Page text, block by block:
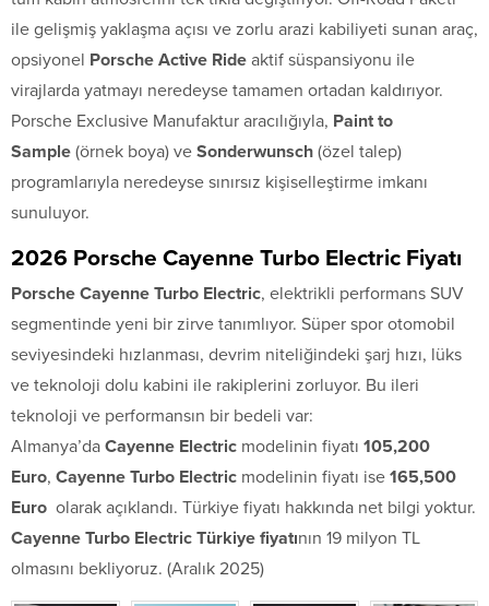
ile gelişmiş yaklaşma açısı ve zorlu arazi kabiliyeti sunan araç,
opsiyonel Porsche Active Ride aktif süspansiyonu ile
virajlarda yatmayı neredeyse tamamen ortadan kaldırıyor.
Porsche Exclusive Manufaktur aracılığıyla, Paint to
Sample (örnek boya) ve Sonderwunsch (özel talep)
programlarıyla neredeyse sınırsız kişiselleştirme imkanı
sunuluyor.
2026 Porsche Cayenne Turbo Electric Fiyatı
Porsche Cayenne Turbo Electric, elektrikli performans SUV
segmentinde yeni bir zirve tanımlıyor. Süper spor otomobil
seviyesindeki hızlanması, devrim niteliğindeki şarj hızı, lüks
ve teknoloji dolu kabini ile rakiplerini zorluyor. Bu ileri
teknoloji ve performansın bir bedeli var:
Almanya’da Cayenne Electric modelinin fiyatı 105,200
Euro, Cayenne Turbo Electric modelinin fiyatı ise 165,500
Euro olarak açıklandı. Türkiye fiyatı hakkında net bilgi yoktur.
Cayenne Turbo Electric Türkiye fiyatının 19 milyon TL
olmasını bekliyoruz. (Aralık 2025)